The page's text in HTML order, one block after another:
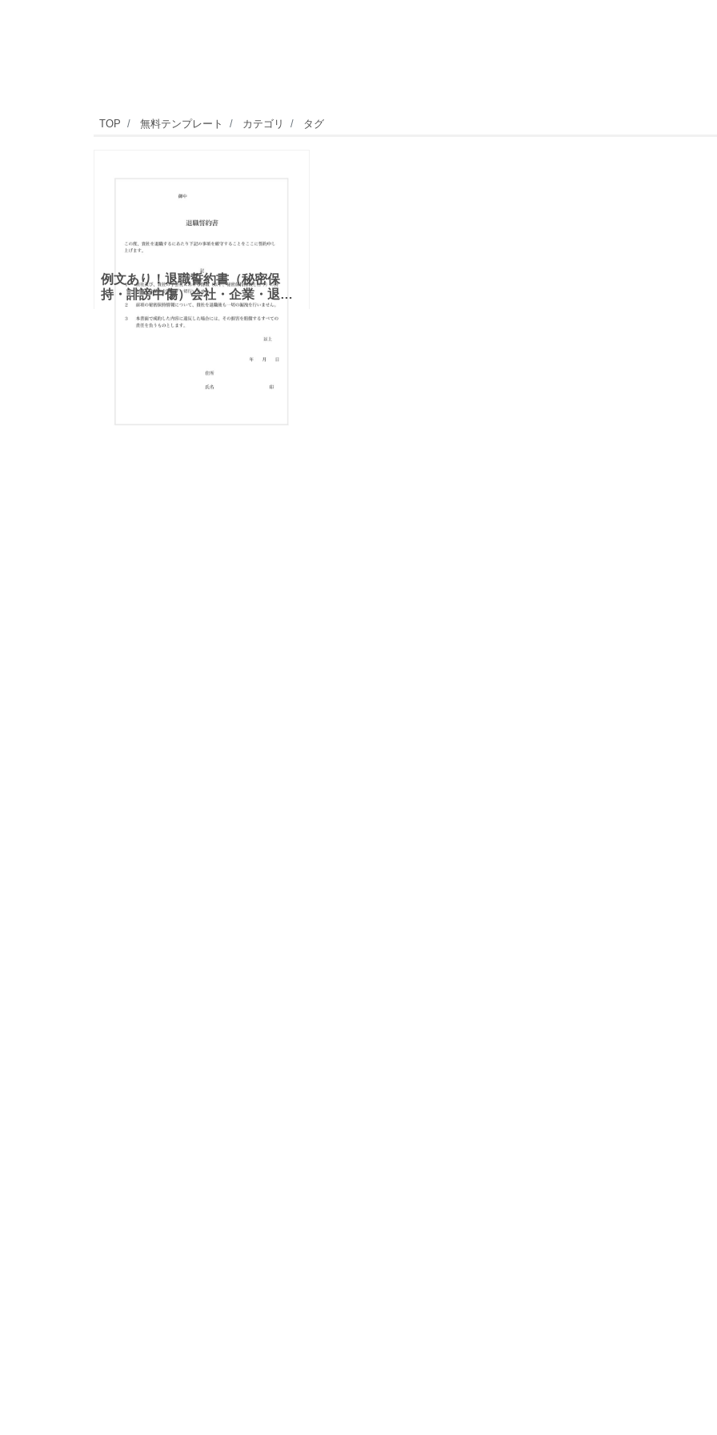
TOP 無料テンプレート カテゴリ タグ
例文あり！退職誓約書（秘密保
持・誹謗中傷）会社・企業・退社
「Excel・Word」のテンプレート
となります。ダウンロード後にエ
クセルやワードの例文を用途に合